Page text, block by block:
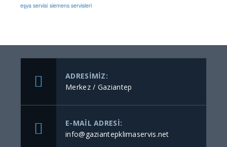
eşya servisi siemens servisleri
ADRESIMIZ:
Merkez / Gaziantep
E-MAIL ADRESI:
info@gaziantepklimaservis.net